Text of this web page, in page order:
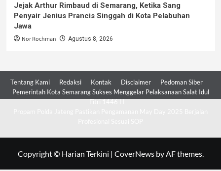
Jejak Arthur Rimbaud di Semarang, Ketika Sang
Penyair Jenius Prancis Singgah di Kota Pelabuhan
Jawa
Nor Rochman Agustus 8, 2026
Tentang Kami Redaksi Kontak Disclaimer
Pedoman Siber
Pemerintah Kota Semarang Sukses Menggelar Pelaksanaan Salat Idul
Copyright © Harian Terkini | CoverNewsby AF themes.